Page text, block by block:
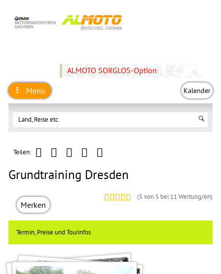
ALMOTO SORGLOS-Option
Menü Kalender
Teilen:
Grundtraining Dresden
(5 von 5 bei 11 Wertung/en)
Merken
Termin, Preise und Tourinfos